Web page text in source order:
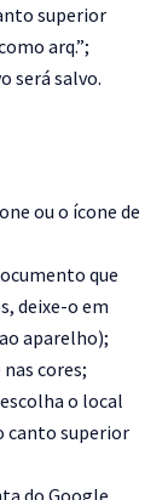
superior
arq.”;
será salvo.
ou o ícone de
que
deixe-o em
aparelho);
cores;
o local
canto superior
do Google